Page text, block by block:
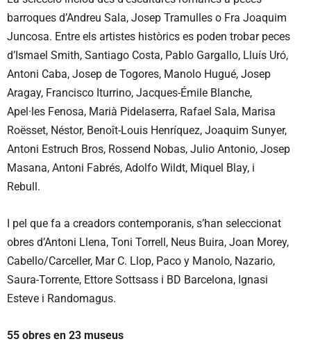
barroques d’Andreu Sala, Josep Tramulles o Fra Joaquim
Juncosa. Entre els artistes històrics es poden trobar peces
d’Ismael Smith, Santiago Costa, Pablo Gargallo, Lluís Uró,
Antoni Caba, Josep de Togores, Manolo Hugué, Josep
Aragay, Francisco Iturrino, Jacques-Émile Blanche,
Apel·les Fenosa, Marià Pidelaserra, Rafael Sala, Marisa
Roësset, Néstor, Benoît-Louis Henríquez, Joaquim Sunyer,
Antoni Estruch Bros, Rossend Nobas, Julio Antonio, Josep
Masana, Antoni Fabrés, Adolfo Wildt, Miquel Blay, i
Rebull.
I pel que fa a creadors contemporanis, s’han seleccionat
obres d’Antoni Llena, Toni Torrell, Neus Buira, Joan Morey,
Cabello/Carceller, Mar C. Llop, Paco y Manolo, Nazario,
Saura-Torrente, Ettore Sottsass i BD Barcelona, Ignasi
Esteve i Randomagus.
55 obres en 23 museus